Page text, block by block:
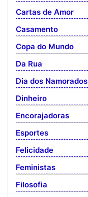
Cartas de Amor
Casamento
Copa do Mundo
Da Rua
Dia dos Namorados
Dinheiro
Encorajadoras
Esportes
Felicidade
Feministas
Filosofia